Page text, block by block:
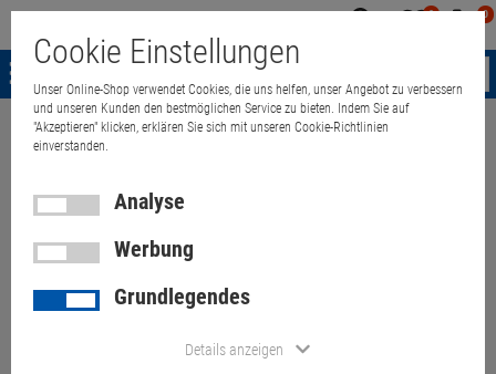
0 0
Menü
Weiter einkaufen
Dell Latitude 5290 2in1 i5 8GB
256GB (Akku 0%) Touch
Flecken (ohne Stylus)
Cookie Einstellungen
Unser Online-Shop verwendet Cookies, die uns helfen, unser Angebot zu verbessern
und unseren Kunden den bestmöglichen Service zu bieten. Indem Sie auf
"Akzeptieren" klicken, erklären Sie sich mit unseren Cookie-Richtlinien
einverstanden.
Analyse
Werbung
Grundlegendes
Details anzeigen